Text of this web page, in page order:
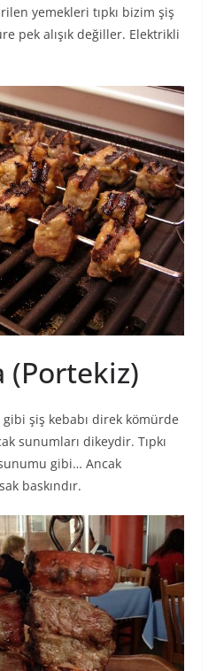
yemekleri tıpkı bizim şiş
pek alışık değiller. Elektrikli
(Portekiz)
şiş kebabı direk kömürde
sunumları dikeydir. Tıpkı
gibi… Ancak
baskındır.